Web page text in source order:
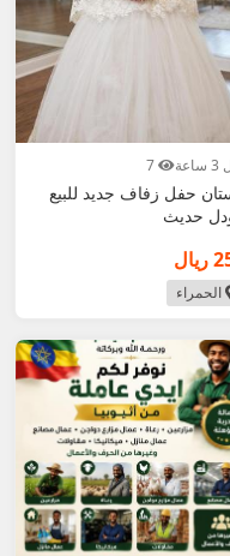
حفل زفاف جديد للبيع
حديث
الحمراء